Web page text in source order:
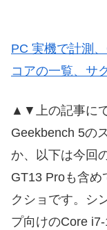
PC 実機で計測
コアの一覧、サ
▲▼上の記事に
Geekbench 5の
か、以下は今回
GT13 Proも含め
クショです。シ
プ向けのCore